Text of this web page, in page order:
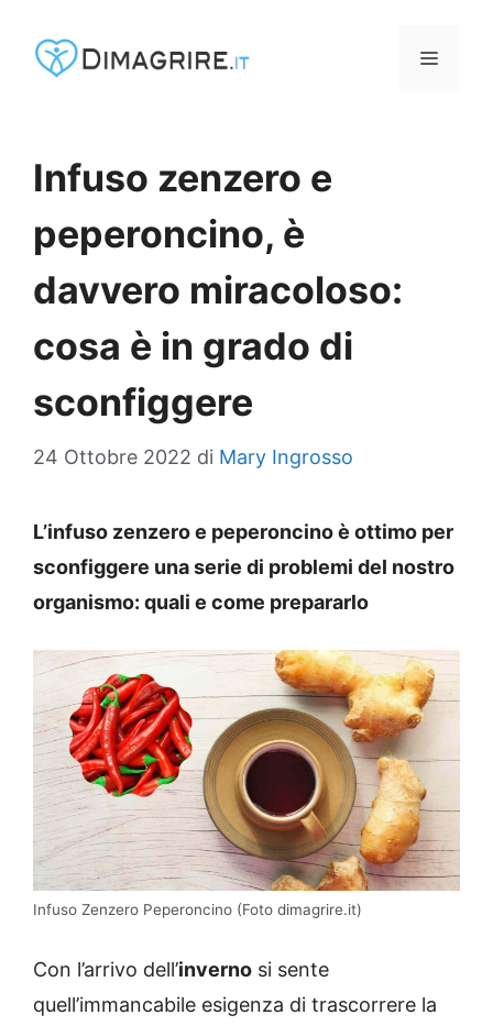
MENU
Infuso zenzero e
peperoncino, è
davvero miracoloso:
cosa è in grado di
sconfiggere
24 Ottobre 2022 di Mary Ingrosso
L’infuso zenzero e peperoncino è ottimo per
sconfiggere una serie di problemi del nostro
organismo: quali e come prepararlo
Infuso Zenzero Peperoncino (Foto dimagrire.it)
Con l’arrivo dell’inverno si sente
quell’immancabile esigenza di trascorrere la